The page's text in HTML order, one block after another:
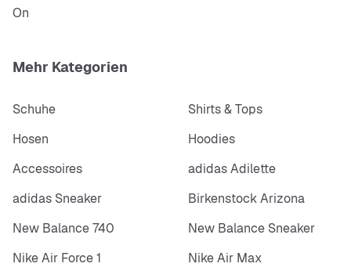
On
Mehr Kategorien
Schuhe
Shirts & Tops
Hosen
Hoodies
Accessoires
adidas Adilette
adidas Sneaker
Birkenstock Arizona
New Balance 740
New Balance Sneaker
Nike Air Force 1
Nike Air Max